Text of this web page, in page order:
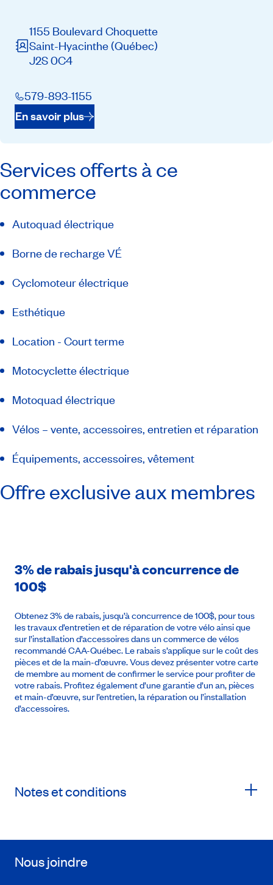
1155 Boulevard Choquette
Saint-Hyacinthe(Québec)
J2S 0C4
579-893-1155
En savoir plus
Services offerts à ce
commerce
Autoquad électrique
Borne de recharge VÉ
Cyclomoteur électrique
Esthétique
Location - Court terme
Motocyclette électrique
Motoquad électrique
Vélos – vente, accessoires, entretien et réparation
Équipements, accessoires, vêtement
Offre exclusive aux membres
3% de rabais jusqu'à concurrence de
100$
Obtenez 3% de rabais, jusqu’à concurrence de 100$, pour tous
les travaux d’entretien et de réparation de votre vélo ainsi que
sur l’installation d’accessoires dans un commerce de vélos
recommandé CAA-Québec. Le rabais s’applique sur le coût des
pièces et de la main-d’œuvre. Vous devez présenter votre carte
de membre au moment de confirmer le service pour profiter de
votre rabais. Profitez également d’une garantie d’un an, pièces
et main-d’œuvre, sur l’entretien, la réparation ou l’installation
d’accessoires.
Notes et conditions
Nous joindre